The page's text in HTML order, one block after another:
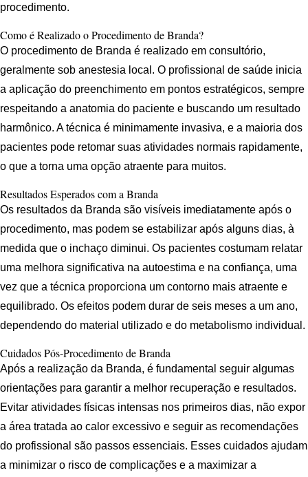
procedimento.
Como é Realizado o Procedimento de Branda?
O procedimento de Branda é realizado em consultório,
geralmente sob anestesia local. O profissional de saúde inicia
a aplicação do preenchimento em pontos estratégicos, sempre
respeitando a anatomia do paciente e buscando um resultado
harmônico. A técnica é minimamente invasiva, e a maioria dos
pacientes pode retomar suas atividades normais rapidamente,
o que a torna uma opção atraente para muitos.
Resultados Esperados com a Branda
Os resultados da Branda são visíveis imediatamente após o
procedimento, mas podem se estabilizar após alguns dias, à
medida que o inchaço diminui. Os pacientes costumam relatar
uma melhora significativa na autoestima e na confiança, uma
vez que a técnica proporciona um contorno mais atraente e
equilibrado. Os efeitos podem durar de seis meses a um ano,
dependendo do material utilizado e do metabolismo individual.
Cuidados Pós-Procedimento de Branda
Após a realização da Branda, é fundamental seguir algumas
orientações para garantir a melhor recuperação e resultados.
Evitar atividades físicas intensas nos primeiros dias, não expor
a área tratada ao calor excessivo e seguir as recomendações
do profissional são passos essenciais. Esses cuidados ajudam
a minimizar o risco de complicações e a maximizar a